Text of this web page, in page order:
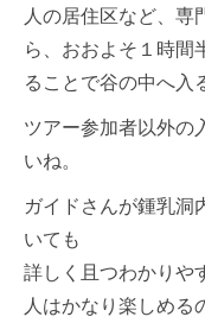
人の居住区など、専
ら、おおよそ１時間
ることで谷の中へ入
ツアー参加者以外の
いね。
ガイドさんが鍾乳洞
いても
詳しく且つわかりや
人はかなり楽しめる